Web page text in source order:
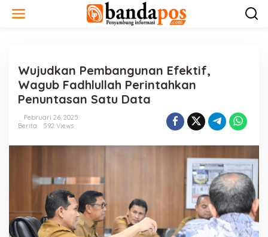
Wujudkan Pembangunan Efektif,
Wagub Fadhlullah Perintahkan
Penuntasan Satu Data
Februari 26, 2025
Berita
592 Views